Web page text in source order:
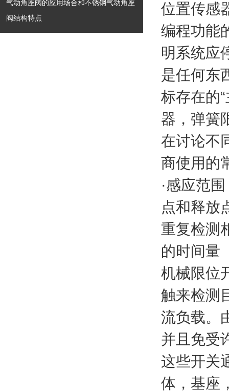
气动角座阀的应用场合和不锈钢气动角座
阀结构特点
位置传感
编程功能
明系统应
是任何东
标存在的“
器，弹簧
在讨论不
商使用的
·感应范
点和释放
重复检测
的时间量
机械限位
触来检测
流负载。
并且免受
这些开关
体，基座